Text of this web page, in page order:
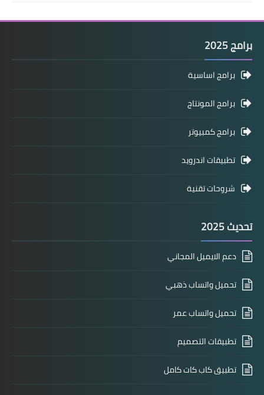
برامج 2025
برامج اساسية
برامج المونتاج
برامج كمبيوتر
تطبيقات اندرويد
شروحات تقنية
تحديث 2025
دعم الايميل المجاني
تحميل واتساب ذهبي
تحميل واتساب عمر
تطبيقات التصميم
تطبيق كاب كات كامل